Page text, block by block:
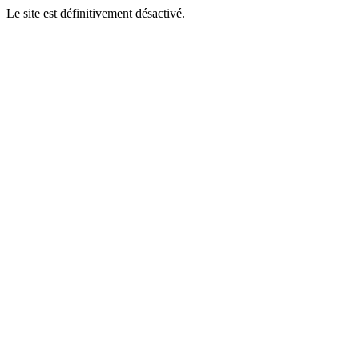
Le site est définitivement désactivé.